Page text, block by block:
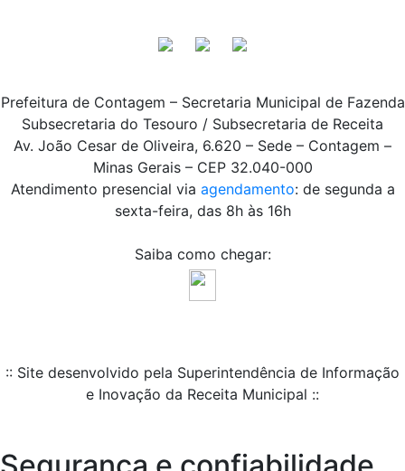
Prefeitura de Contagem – Secretaria Municipal de Fazenda
Subsecretaria do Tesouro / Subsecretaria de Receita
Av. João Cesar de Oliveira, 6.620 – Sede – Contagem –
Minas Gerais – CEP 32.040-000
Atendimento presencial via agendamento: de segunda a
sexta-feira, das 8h às 16h
Saiba como chegar:
:: Site desenvolvido pela Superintendência de Informação
e Inovação da Receita Municipal ::